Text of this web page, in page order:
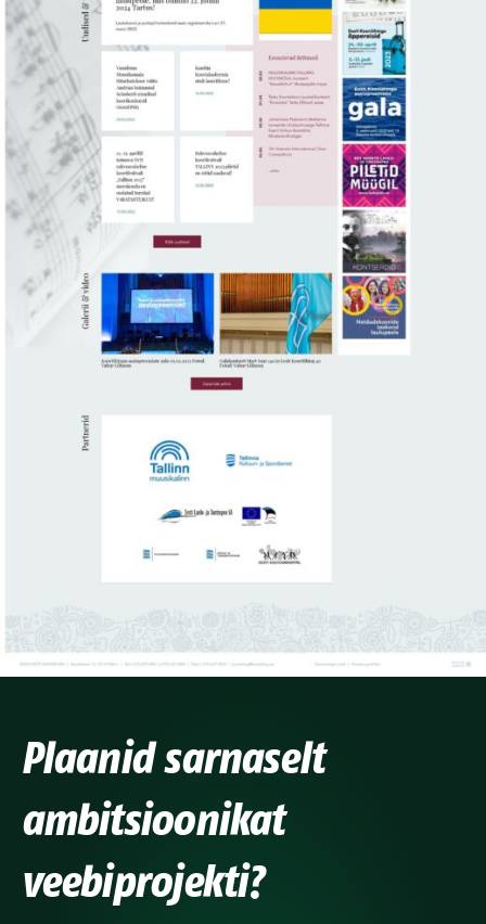
Plaanid sarnaselt
ambitsioonikat
veebiprojekti?